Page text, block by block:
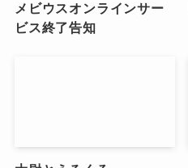
メビウスオンラインサー
ビス終了告知